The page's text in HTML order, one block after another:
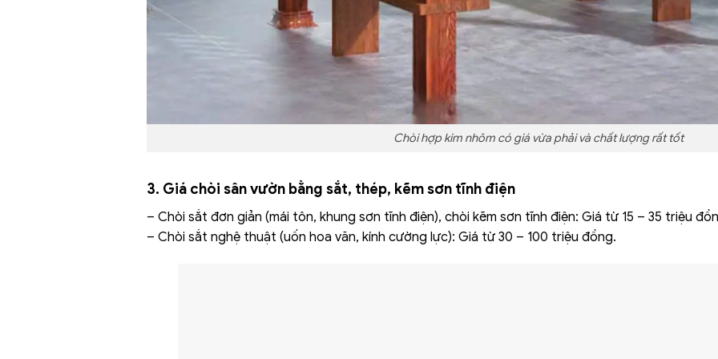
Chòi hợp kim nhôm có giá vừa phải và chất lượng rất tốt
3. Giá chòi sân vườn bằng sắt, thép, kẽm sơn tĩnh điện
– Chòi sắt đơn giản (mái tôn, khung sơn tĩnh điện), chòi kẽm sơn tĩnh điện: Giá từ 15 – 35 triệu
– Chòi sắt nghệ thuật (uốn hoa văn, kính cường lực): Giá từ 30 – 100 triệu đồng.